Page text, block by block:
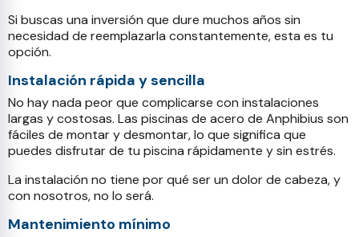
Si buscas una inversión que dure muchos años sin
necesidad de reemplazarla constantemente, esta es tu
opción.
Instalación rápida y sencilla
No hay nada peor que complicarse con instalaciones
largas y costosas. Las piscinas de acero de Anphibius son
fáciles de montar y desmontar, lo que significa que
puedes disfrutar de tu piscina rápidamente y sin estrés.
La instalación no tiene por qué ser un dolor de cabeza, y
con nosotros, no lo será.
Mantenimiento mínimo